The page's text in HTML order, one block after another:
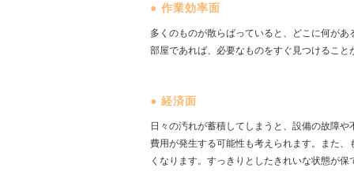
● 作業効率面
多くのものが散らばっていると、どこに何が
部屋であれば、必要なものをすぐ見つけるこ
● 経済面
日々の汚れが蓄積してしまうと、設備の故障
費用が発生する可能性も考えられます。また
くなります。すっきりとしたきれいな状態が